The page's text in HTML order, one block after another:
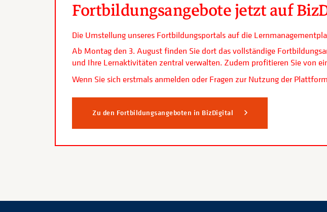
Fortbildungsangebote jetzt auf
Die Umstellung unseres Fortbildungsportals auf die
Ab Montag den 3. August finden Sie dort das vollständige
und Ihre Lernaktivitäten zentral verwalten. Zudem profitieren Sie von
Wenn Sie sich erstmals anmelden oder Fragen zur Nutzung der
Zu den Fortbildungsangeboten in BizDigital